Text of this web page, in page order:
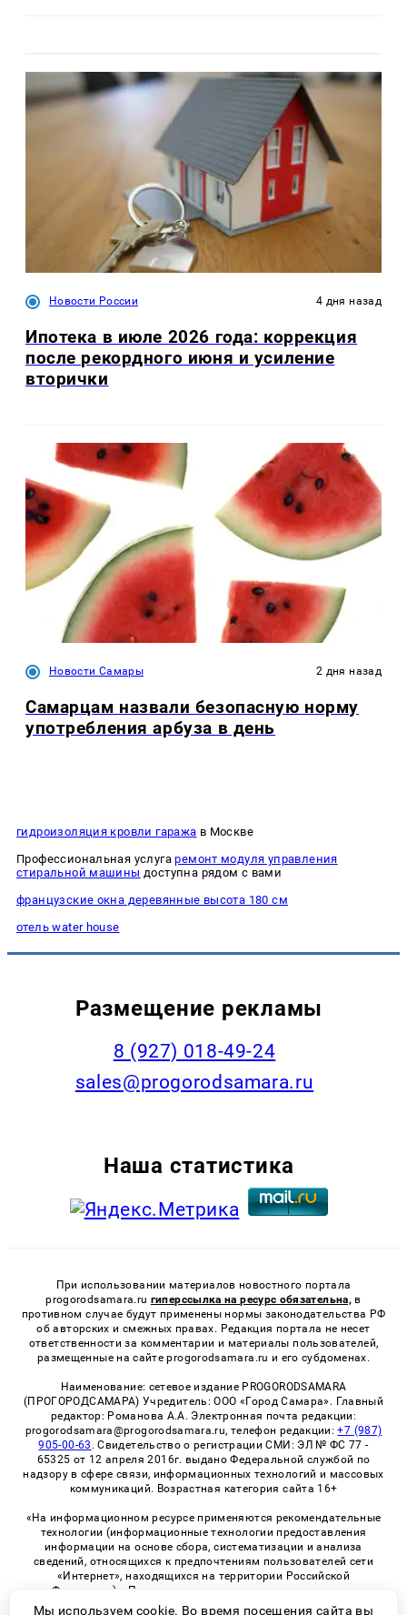
Новости России 4 дня назад
Ипотека в июле 2026 года: коррекция
после рекордного июня и усиление
вторички
Новости Самары 2 дня назад
Самарцам назвали безопасную норму
употребления арбуза в день
гидроизоляция кровли гаража в Москве
Профессиональная услугаремонт модуля управления
стиральной машины доступна рядом с вами
французские окна деревянные высота 180 см
отель water house
Размещение рекламы
8 (927) 018-49-24
sales@progorodsamara.ru
Наша статистика
При использовании материалов новостного портала
progorodsamara.ru гиперссылка на ресурс обязательна, в
противном случае будут применены нормы законодательства РФ
об авторских и смежных правах. Редакция портала не несет
ответственности за комментарии и материалы пользователей,
размещенные на сайте progorodsamara.ru и его субдоменах.
Наименование: сетевое издание PROGORODSAMARA
(ПРОГОРОДСАМАРА) Учредитель: ООО «Город Самара». Главный
редактор: Романова А.А. Электронная почта редакции:
progorodsamara@progorodsamara.ru, телефон редакции:+7 (987)
905-00-63 . Свидетельство о регистрации СМИ: ЭЛ № ФС 77 -
65325 от 12 апреля 2016г. выдано Федеральной службой по
надзору в сфере связи, информационных технологий и массовых
коммуникаций. Возрастная категория сайта 16+
«На информационном ресурсе применяются рекомендательные
технологии (информационные технологии предоставления
информации на основе сбора, систематизации и анализа
сведений, относящихся к предпочтениям пользователей сети
«Интернет», находящихся на территории Российской
Федерации)». Правила применения рекомендательных
технологий в виджетах рекламно-обменной сети
«СМИ2» (PDF)
Мы используем cookie. Во время посещения сайта вы